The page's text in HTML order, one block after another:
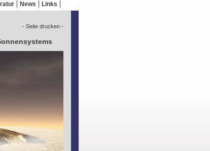
News Links
- Seite drucken -